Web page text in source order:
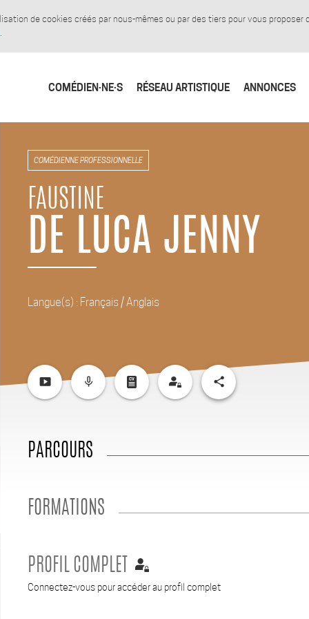
de cookies créés par nous-mêmes ou par des tiers pour vous proposer
.
COMÉDIEN·NE·S RÉSEAU ARTISTIQUE ANNONCES
COMÉDIENNE PROFESSIONNELLE
FAUSTINE
DE LUCA JENNY
Langue(s) : Français / Anglais
smart_display mic_none share
PARCOURS
FORMATIONS
PROFIL COMPLET
Connectez-vous pour accéder au profil complet